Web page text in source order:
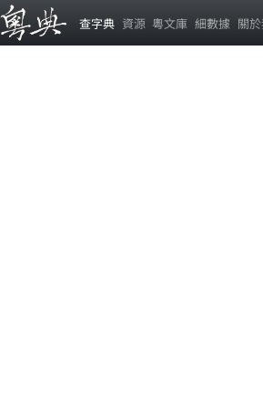
查字典 資源 粵文庫 細數據 關